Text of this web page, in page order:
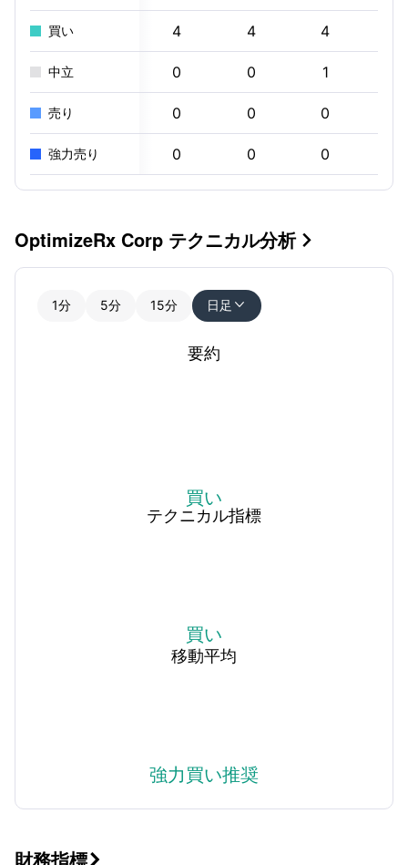
買い 4 4 4
中立 0 0 1
売り 0 0 0
強力売り 0 0 0
OptimizeRx Corp テクニカル分析 
1分 5分 15分 日足 
テクニカル指標
買い
要約
買い
移動平均
強力買い推奨
財務指標